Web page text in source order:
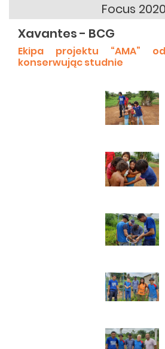
Focus 2020
Xavantes - BCG
Ekipa projektu “AMA”
konserwując studnie